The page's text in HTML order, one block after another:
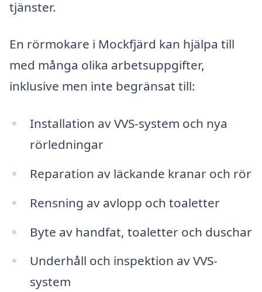
tjänster.
En rörmokare i Mockfjärd kan hjälpa till
med många olika arbetsuppgifter,
inklusive men inte begränsat till:
Installation av VVS-system och nya
rörledningar
Reparation av läckande kranar och rör
Rensning av avlopp och toaletter
Byte av handfat, toaletter och duschar
Underhåll och inspektion av VVS-
system